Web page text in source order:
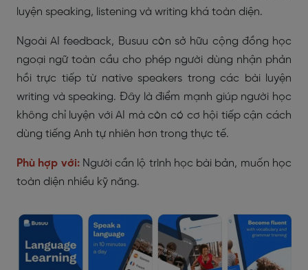
luyện speaking, listening và writing khá toàn diện.
Ngoài AI feedback, Busuu còn sở hữu cộng đồng học
ngoại ngữ toàn cầu cho phép người dùng nhận phản
hồi trực tiếp từ native speakers trong các bài luyện
writing và speaking. Đây là điểm mạnh giúp người học
không chỉ luyện với AI mà còn có cơ hội tiếp cận cách
dùng tiếng Anh tự nhiên hơn trong thực tế.
Phù hợp với:Người cần lộ trình học bài bản, muốn học
toàn diện nhiều kỹ năng.